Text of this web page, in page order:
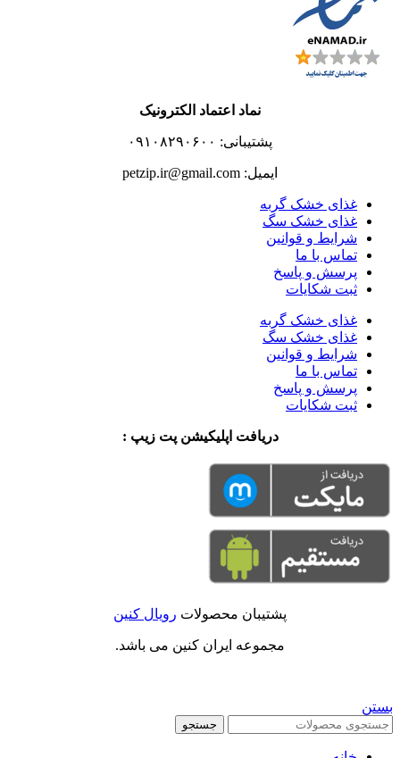
نماد اعتماد الکترونیک
پشتیبانی: ۰۹۱۰۸۲۹۰۶۰۰
ایمیل: petzip.ir@gmail.com
غذای خشک گربه
غذای خشک سگ
شرایط و قوانین
تماس با ما
پرسش و پاسخ
ثبت شکایات
غذای خشک گربه
غذای خشک سگ
شرایط و قوانین
تماس با ما
پرسش و پاسخ
ثبت شکایات
دریافت اپلیکیشن پت زیپ :
پشتیبان محصولات رویال کنین
مجموعه ایران کنین می باشد.
بستن
جستجو